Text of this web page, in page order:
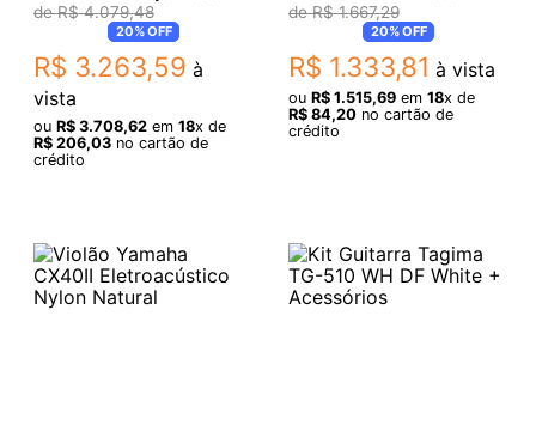
Black Satin
R$ 4.079,48
20%OFF
R$ 3.263,59 à
vista
ou R$ 3.708,62em 18x de
R$ 206,03no cartão de
crédito
SF/MG + Acessórios
R$ 1.667,29
20%OFF
R$ 1.333,81 à vista
ou R$ 1.515,69em 18x de
R$ 84,20no cartão de
crédito